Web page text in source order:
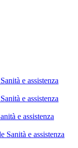
e assistenza
e assistenza
e assistenza
Sanità e assistenza